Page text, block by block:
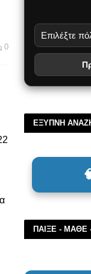
0
ΕΞΥΠΝΗ
ΠΑΙΞΕ - ΜΑΘΕ